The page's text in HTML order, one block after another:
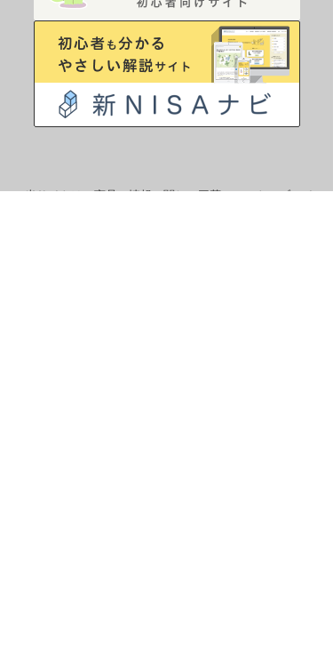
当サイトは、商品の情報に関して三菱アセット・ブレイ